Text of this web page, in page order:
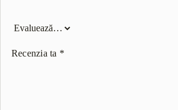
Recenzia ta *